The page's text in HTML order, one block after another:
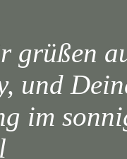
grüßen
und
im